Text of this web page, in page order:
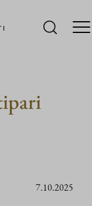
7.10.2025